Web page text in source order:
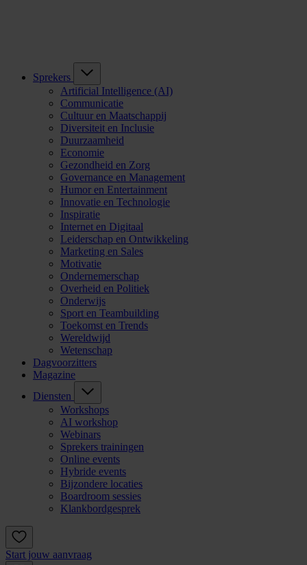
Sprekers
Artificial Intelligence (AI)
Communicatie
Cultuur en Maatschappij
Diversiteit en Inclusie
Duurzaamheid
Economie
Gezondheid en Zorg
Governance en Management
Humor en Entertainment
Innovatie en Technologie
Inspiratie
Internet en Digitaal
Leiderschap en Ontwikkeling
Marketing en Sales
Motivatie
Ondernemerschap
Overheid en Politiek
Onderwijs
Sport en Teambuilding
Toekomst en Trends
Wereldwijd
Wetenschap
Dagvoorzitters
Magazine
Diensten
Workshops
AI workshop
Webinars
Sprekers trainingen
Online events
Hybride events
Bijzondere locaties
Boardroom sessies
Klankbordgesprek
Start jouw aanvraag